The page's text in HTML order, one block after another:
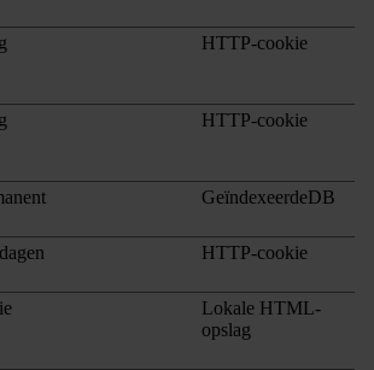
HTTP-cookie
HTTP-cookie
GeïndexeerdeDB
HTTP-cookie
Lokale HTML-
opslag